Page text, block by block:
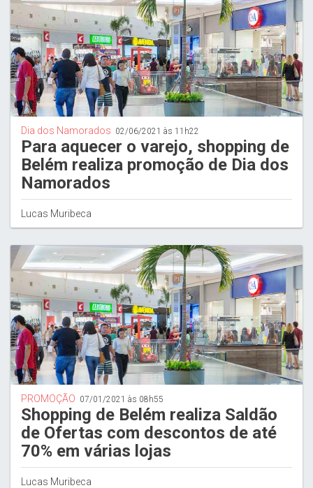
Dia dos Namorados 02/06/2021 às 11h22
Para aquecer o varejo, shopping de
Belém realiza promoção de Dia dos
Namorados
Lucas Muribeca
PROMOÇÃO 07/01/2021 às 08h55
Shopping de Belém realiza Saldão
de Ofertas com descontos de até
70% em várias lojas
Lucas Muribeca